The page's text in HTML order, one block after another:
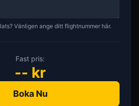
Vänligen ange ditt flightnummer här.
Fast pris:
-- kr
Boka Nu